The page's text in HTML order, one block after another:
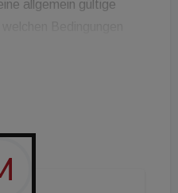
allgemein gültige
Verwaltungsaufwand
zu schweigen. Am
noch dazu!